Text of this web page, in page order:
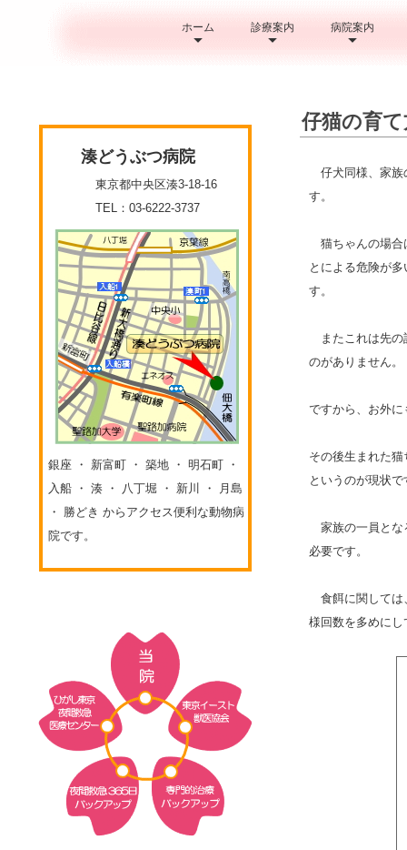
ホーム 診療案内 病院案内
仔猫の育
仔犬同様、家族
す。
猫ちゃんの場合
とによる危険が
す。
またこれは先の
のがありません
ですから、お外
その後生まれた
というのが現状で
家族の一員とな
必要です。
食餌に関しては
様回数を多めに
湊どうぶつ病院
東京都中央区湊3-18-16
TEL：03-6222-3737
銀座 ・ 新富町 ・ 築地 ・ 明石町 ・
入船 ・ 湊 ・ 八丁堀 ・ 新川 ・ 月島
・ 勝どき からアクセス便利な動物病
院です。